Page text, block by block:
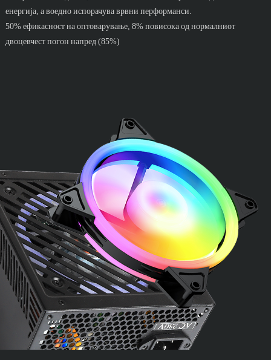
енергија, а воедно испорачува врвни перформанси.
50% ефикасност на оптоварување, 8% повисока од нормалниот
двоцевчест погон напред (85%)